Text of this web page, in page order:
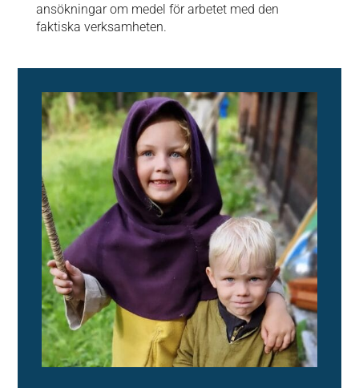
ansökningar om medel för arbetet med den
faktiska verksamheten.